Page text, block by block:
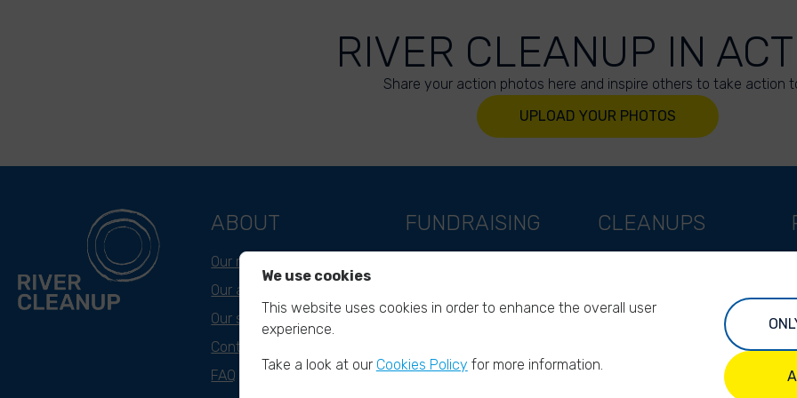
RIVER CLEANUP IN
Share your action photos here and inspire others to take action
UPLOAD YOUR PHOTOS
ABOUT
Our mission
Our approach
Our story
Contact & Team
FAQ
FUNDRAISING
Support as a foundation
Legacy giving
CLEANUPS
River Cleanup Challenge
We use cookies
This website uses cookies in order to enhance the overall user
experience.
Take a look at our Cookies Policy for more information.